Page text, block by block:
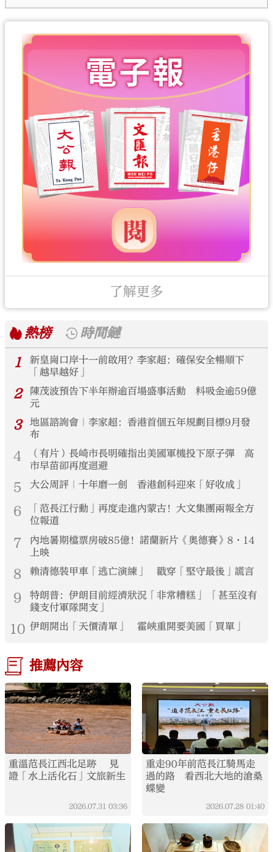
了解更多
熱榜
時間鏈
1
新皇崗口岸十一前啟用？李家超：確保安全暢順下
「越早越好」
2
陳茂波預告下半年辦逾百場盛事活動 料吸金逾59億
元
3
地區諮詢會｜李家超：香港首個五年規劃目標9月發
布
4
（有片）長崎市長明確指出美國軍機投下原子彈 高
市早苗卻再度迴避
5 大公周評｜十年磨一劍 香港創科迎來「好收成」
6
「范長江行動」再度走進內蒙古！大文集團兩報全方
位報道
7
內地暑期檔票房破85億！諾蘭新片《奧德賽》8·14
上映
8 賴清德裝甲車「逃亡演練」 戳穿「堅守最後」謊言
9
特朗普：伊朗目前經濟狀況「非常糟糕」 「甚至沒有
錢支付軍隊開支」
10 伊朗開出「天價清單」 霍峽重開要美國「買單」
推薦內容
重溫范長江西北足跡 見
證「水上活化石」文旅新生
2026.07.31 03:36
重走90年前范長江騎馬走
過的路 看西北大地的滄桑
蝶變
2026.07.28 01:40